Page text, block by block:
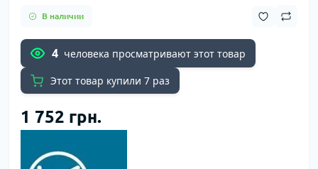
В наличии
4 человека просматривают этот товар
Этот товар купили 7 раз
1 752 грн.